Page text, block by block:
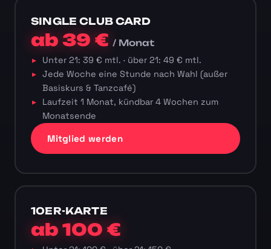
SINGLE CLUB CARD
ab 39 €/ Monat
Unter 21: 39 € mtl. · über 21: 49 € mtl.
Jede Woche eine Stunde nach Wahl (außer
Basiskurs & Tanzcafé)
Laufzeit 1 Monat, kündbar 4 Wochen zum
Monatsende
Mitglied werden
10ER-KARTE
ab 100 €